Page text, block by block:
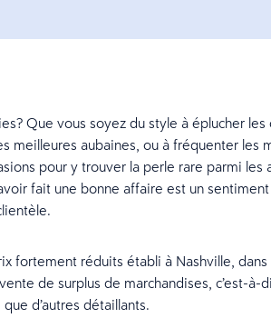
Que vous soyez du style à éplucher les
meilleures aubaines, ou à fréquenter les
pour y trouver la perle rare parmi les
fait une bonne affaire est un
fortement réduits établi à Nashville, dans
de surplus de marchandises, c’est-à-
d’autres détaillants.